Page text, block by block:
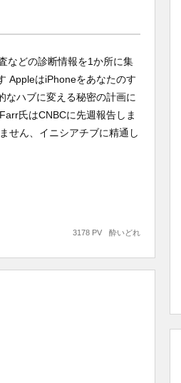
などの診断情報を1か所に集
AppleはiPhoneをあなたのす
なハブに変える秘密の計画に
氏はCNBCに先週報告しま
せん、イニシアチブに精通し
酔いどれ
3178 PV